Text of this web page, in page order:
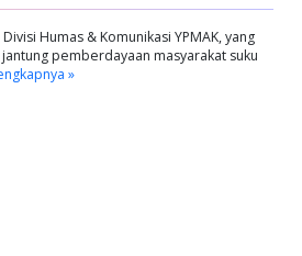
Humas & Komunikasi YPMAK, yang
pemberdayaan masyarakat suku
»